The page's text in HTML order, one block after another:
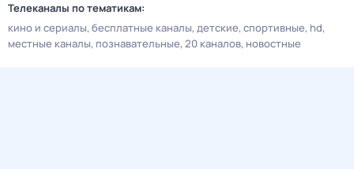
Телеканалы по тематикам:
кино и сериалы бесплатные каналы детские спортивные hd
местные каналы познавательные 20 каналов новостные